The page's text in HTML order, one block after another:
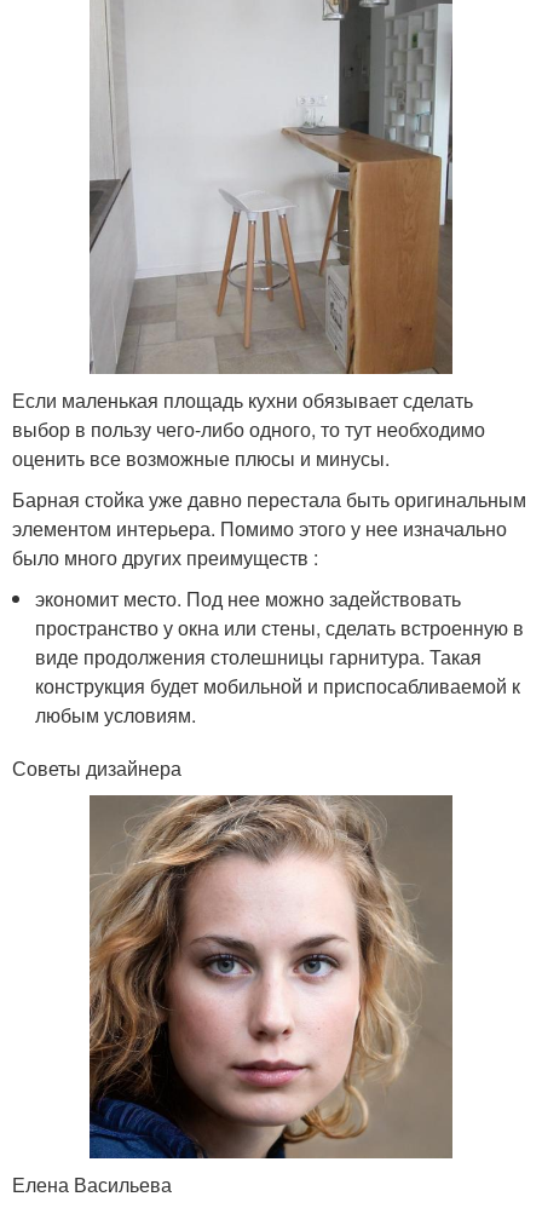
Если маленькая площадь кухни обязывает сделать
выбор в пользу чего-либо одного, то тут необходимо
оценить все возможные плюсы и минусы.
Барная стойка уже давно перестала быть оригинальным
элементом интерьера. Помимо этого у нее изначально
было много других преимуществ :
экономит место. Под нее можно задействовать
пространство у окна или стены, сделать встроенную в
виде продолжения столешницы гарнитура. Такая
конструкция будет мобильной и приспосабливаемой к
любым условиям.
Советы дизайнера
Елена Васильева